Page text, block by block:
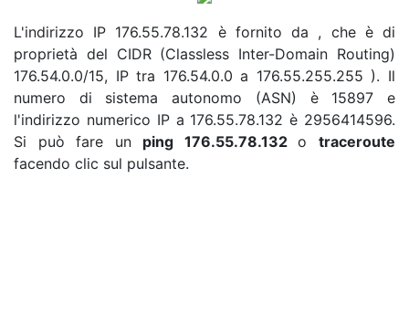
L'indirizzo IP 176.55.78.132 è fornito da , che è di
proprietà del CIDR (Classless Inter-Domain Routing)
176.54.0.0/15, IP tra 176.54.0.0 a 176.55.255.255 ). Il
numero di sistema autonomo (ASN) è 15897 e
l'indirizzo numerico IP a 176.55.78.132 è 2956414596.
Si può fare un ping 176.55.78.132otraceroute
facendo clic sul pulsante.